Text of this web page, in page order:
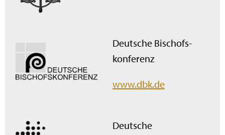
Deutsche Bischofs­
konferenz
www.dbk.de
Deutsche